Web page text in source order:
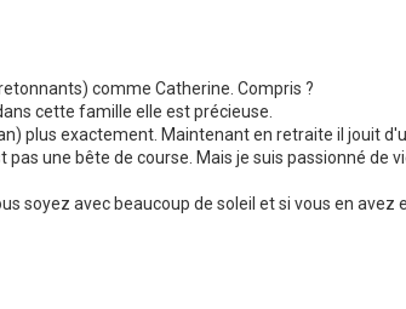
comme Catherine. Compris ?
cette famille elle est précieuse.
plus exactement. Maintenant en retraite il jouit
une bête de course. Mais je suis passionné de
soyez avec beaucoup de soleil et si vous en